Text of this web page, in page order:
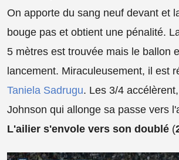
On apporte du sang neuf devant et
bouge pas et obtient une pénalité.
5 mètres est trouvée mais le ballon
lancement. Miraculeusement, il est
Taniela Sadrugu. Les 3/4
Johnson qui allonge sa passe vers
L'ailier s'envole vers son doublé (